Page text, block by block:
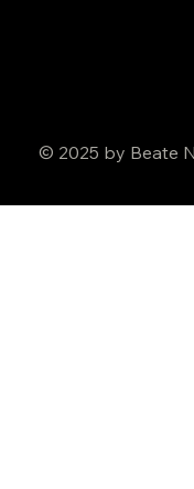
© 2025 by Beate